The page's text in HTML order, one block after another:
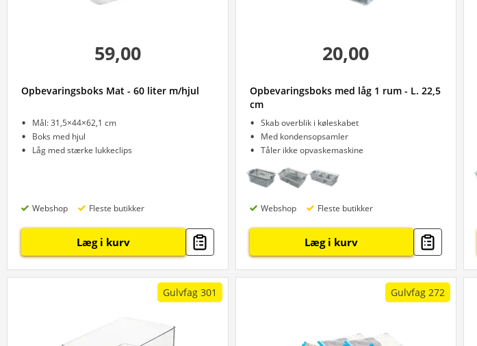
59,00
Opbevaringsboks Mat - 60 liter m/hjul
Mål: 31,5×44×62,1 cm
Boks med hjul
Låg med stærke lukkeclips
Webshop Fleste butikker
Læg i kurv
20,00
Opbevaringsboks med låg 1 rum - L. 22,5
cm
Skab overblik i køleskabet
Med kondensopsamler
Tåler ikke opvaskemaskine
Webshop Fleste butikker
Læg i kurv
Gulvfag 301 Gulvfag 272